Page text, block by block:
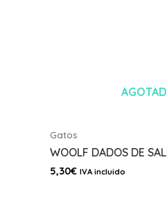
Gatos
WOOLF DADOS DE
5,30€ IVA incluido